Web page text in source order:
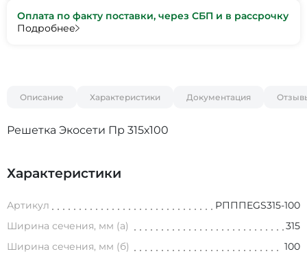
Оплата по факту поставки, через СБП и в рассрочку
Подробнее
Описание Характеристики Документация
Решетка Экосети Пр 315х100
Характеристики
Артикул
РПППEGS315-100
Ширина сечения, мм (а)
315
Ширина сечения, мм (б)
100